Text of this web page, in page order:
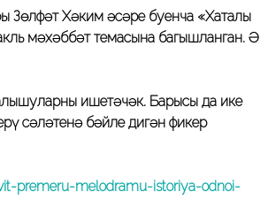
Зөлфәт Хәким әсәре буенча «Хаталы
мәхәббәт темасына багышланган. Ә
ишетәчәк. Барысы да ике
сәләтенә бәйле дигән фикер
premeru-melodramu-istoriya-odnoi-